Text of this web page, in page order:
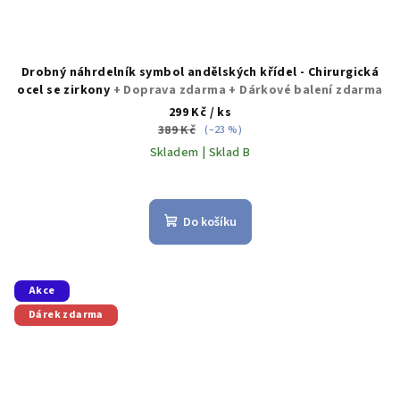
Drobný náhrdelník symbol andělských křídel - Chirurgická
ocel se zirkony + Doprava zdarma + Dárkové balení zdarma
299 Kč / ks
389 Kč (–23 %)
Skladem | Sklad B
hodnocení
produktu
Do košíku
Akce
Dárek zdarma